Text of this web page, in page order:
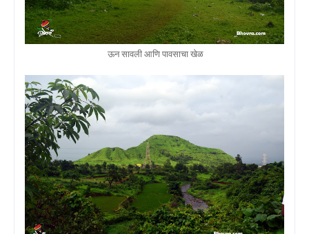
ऊन सावली आणि पावसाचा खेळ